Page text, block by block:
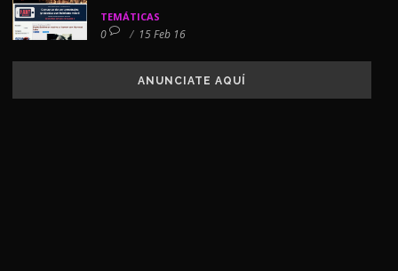
TEMÁTICAS
0 / 15 Feb 16
ANUNCIATE AQUÍ